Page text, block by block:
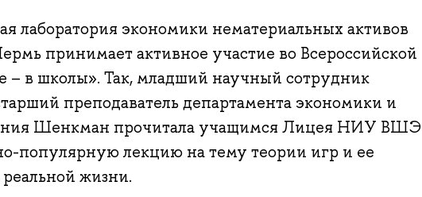
лаборатория экономики нематериальных активов
принимает активное участие во Всероссийской
– в школы». Так, младший научный сотрудник
преподаватель департамента экономики и
Шенкман прочитала учащимся Лицея НИУ ВШЭ
популярную лекцию на тему теории игр и ее
жизни.